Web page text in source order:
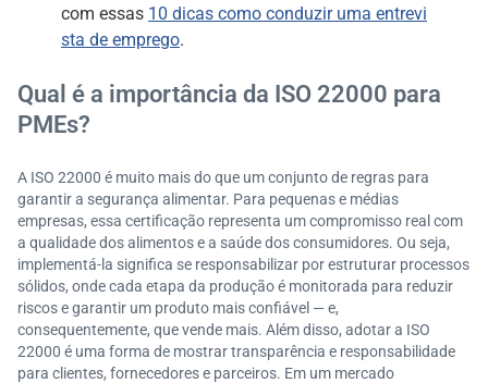
com essas 10 dicas como conduzir uma entrevi
sta de emprego.
Qual é a importância da ISO 22000 para
PMEs?
A ISO 22000 é muito mais do que um conjunto de regras para
garantir a segurança alimentar. Para pequenas e médias
empresas, essa certificação representa um compromisso real com
a qualidade dos alimentos e a saúde dos consumidores. Ou seja,
implementá-la significa se responsabilizar por estruturar processos
sólidos, onde cada etapa da produção é monitorada para reduzir
riscos e garantir um produto mais confiável — e,
consequentemente, que vende mais. Além disso, adotar a ISO
22000 é uma forma de mostrar transparência e responsabilidade
para clientes, fornecedores e parceiros. Em um mercado